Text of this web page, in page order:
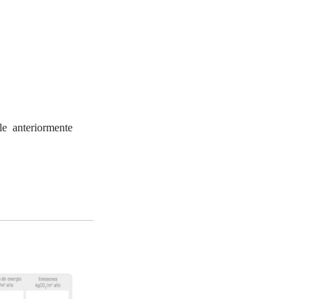
anteriormente